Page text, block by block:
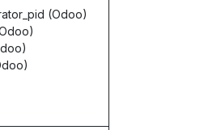
(Odoo)